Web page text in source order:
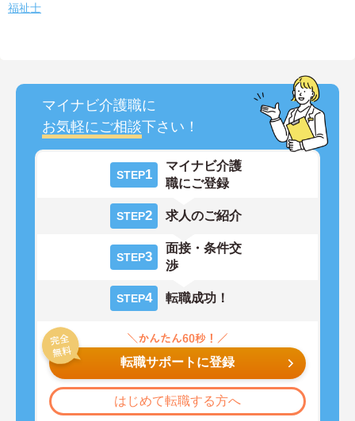
福祉士
マイナビ介護職に
お気軽にご相談下さい！
STEP1
マイナビ介護
職にご登録
STEP2 求人のご紹介
STEP3
面接・条件交
渉
STEP4 転職成功！
転職サポートに登録
はじめて転職する方へ